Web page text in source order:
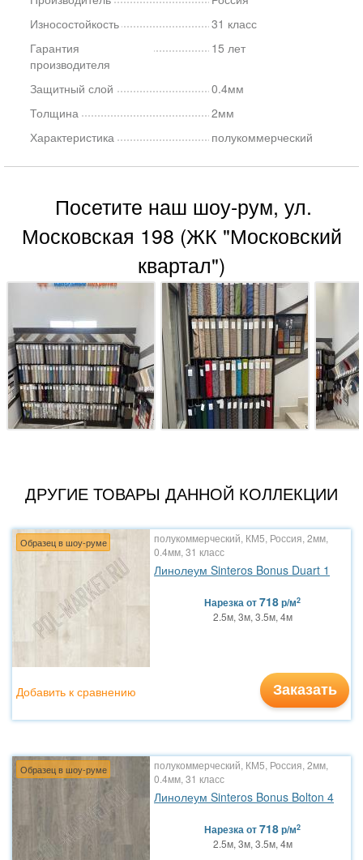
Износостойкость
31 класс
Гарантия
производителя
15 лет
Защитный слой
0.4мм
Толщина
2мм
Характеристика
полукоммерческий
Посетите наш шоу-рум, ул.
Московская 198 (ЖК "Московский
квартал")
ДРУГИЕ ТОВАРЫ ДАННОЙ КОЛЛЕКЦИИ
Образец в шоу-руме
полукоммерческий, КМ5, Россия, 2мм,
0.4мм, 31 класс
Линолеум Sinteros Bonus Duart 1
Нарезкаот718р/м2
2.5м, 3м, 3.5м, 4м
Заказать
Добавить к сравнению
Образец в шоу-руме
полукоммерческий, КМ5, Россия, 2мм,
0.4мм, 31 класс
Линолеум Sinteros Bonus Bolton 4
Нарезкаот718р/м2
2.5м, 3м, 3.5м, 4м